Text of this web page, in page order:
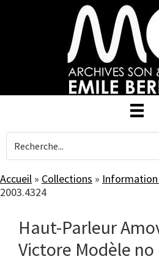
Accueil » Collections »
2003.4324
Haut-Parleur
Victore Modèle no